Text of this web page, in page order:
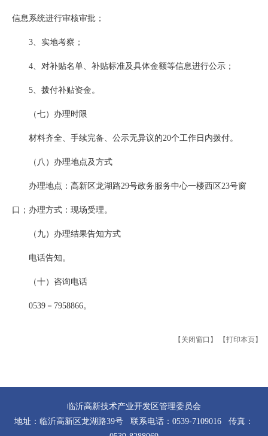
信息系统进行审核审批；
3、实地考察；
4、对补贴名单、补贴标准及具体金额等信息进行公示；
5、拨付补贴资金。
（七）办理时限
材料齐全、手续完备、公示无异议的20个工作日内拨付。
（八）办理地点及方式
办理地点：高新区龙湖路29号政务服务中心一楼西区23号窗
口；办理方式：现场受理。
（九）办理结果告知方式
电话告知。
（十）咨询电话
0539－7958866。
【关闭窗口】 【打印本页】
临沂高新技术产业开发区管理委员会
地址：临沂高新区龙湖路39号 联系电话：0539-7109016 传真：